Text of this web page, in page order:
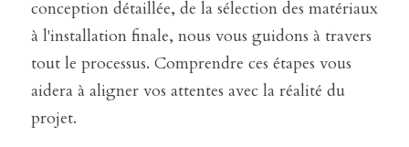
conception détaillée, de la sélection des matériaux
à l'installation finale, nous vous guidons à travers
tout le processus. Comprendre ces étapes vous
aidera à aligner vos attentes avec la réalité du
projet.